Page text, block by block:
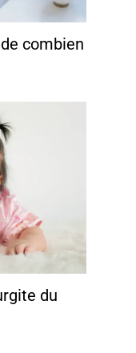
combien
du